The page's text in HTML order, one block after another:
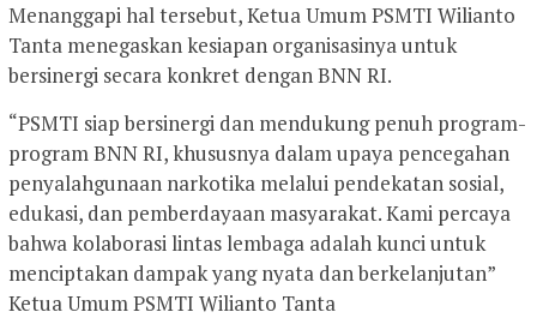
Menanggapi hal tersebut, Ketua Umum PSMTI Wilianto
Tanta menegaskan kesiapan organisasinya untuk
bersinergi secara konkret dengan BNN RI.
“PSMTI siap bersinergi dan mendukung penuh program-
program BNN RI, khususnya dalam upaya pencegahan
penyalahgunaan narkotika melalui pendekatan sosial,
edukasi, dan pemberdayaan masyarakat. Kami percaya
bahwa kolaborasi lintas lembaga adalah kunci untuk
menciptakan dampak yang nyata dan berkelanjutan”
Ketua Umum PSMTI Wilianto Tanta